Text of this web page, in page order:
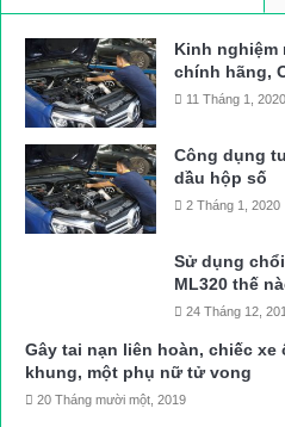
Kinh nghiệm
chính hãng,
11 Tháng 1, 2020
Công dụng
dầu hộp số
2 Tháng 1, 2020
Sử dụng
ML320 thế
24 Tháng 12,
Gây tai nạn liên hoàn, chiếc xe
khung, một phụ nữ tử vong
20 Tháng mười một, 2019